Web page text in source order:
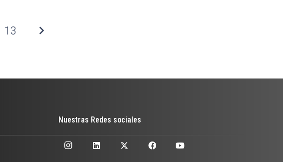
13
Nuestras Redes sociales